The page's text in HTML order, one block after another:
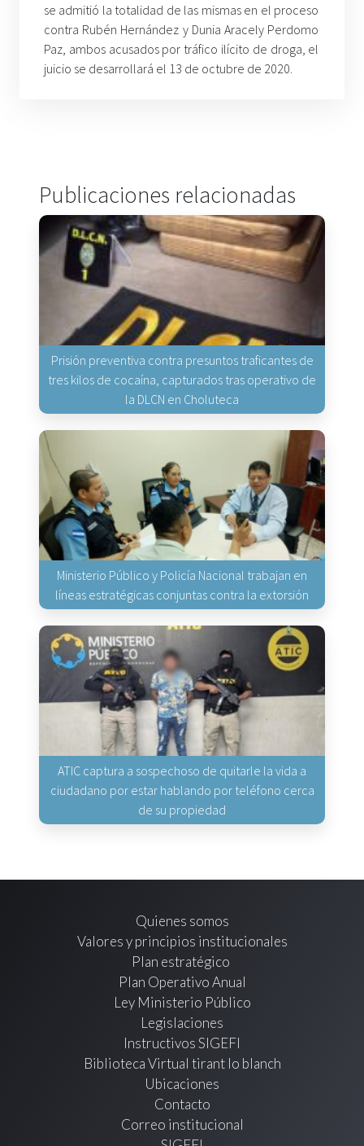
se admitió la totalidad de las mismas en el proceso
contra Rubén Hernández y Dunia Aracely Perdomo
Paz, ambos acusados por tráfico ilícito de droga, el
juicio se desarrollará el 13 de octubre de 2020.
Publicaciones relacionadas
Prisión preventiva contra presuntos traficantes de
tres kilos de cocaína, capturados tras operativo de
la DLCN en Choluteca
Ministerio Público y Policía Nacional trabajan en
líneas estratégicas conjuntas contra la extorsión
ATIC captura a sospechoso de quitarle la vida a
ciudadano por estar hablando por teléfono cerca
de su propiedad
Quienes somos
Valores y principios institucionales
Plan estratégico
Plan Operativo Anual
Ley Ministerio Público
Legislaciones
Instructivos SIGEFI
Biblioteca Virtual tirant lo blanch
Ubicaciones
Contacto
Correo institucional